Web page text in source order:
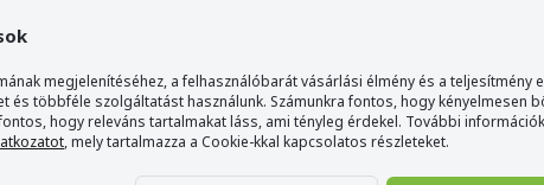
megjelenítéséhez, a felhasználóbarát vásárlási élmény és a teljesítmény
és többféle szolgáltatást használunk. Számunkra fontos, hogy kényelmesen
hogy releváns tartalmakat láss, ami tényleg érdekel. További
, mely tartalmazza a Cookie-kkal kapcsolatos részleteket.